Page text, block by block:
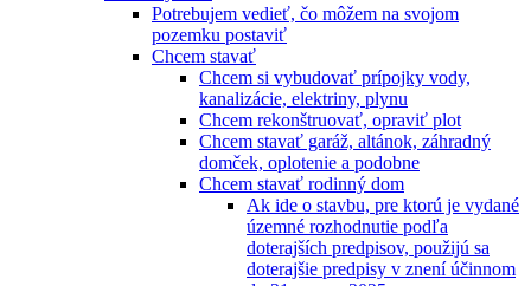
Potrebujem vedieť, čo môžem na svojom
pozemku postaviť
Chcem stavať
Chcem si vybudovať prípojky vody,
kanalizácie, elektriny, plynu
Chcem rekonštruovať, opraviť plot
Chcem stavať garáž, altánok, záhradný
domček, oplotenie a podobne
Chcem stavať rodinný dom
Ak ide o stavbu, pre ktorú je vydané
územné rozhodnutie podľa
doterajších predpisov, použijú sa
doterajšie predpisy v znení účinnom